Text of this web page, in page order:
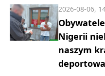
Nigerii
naszym
2026-08-06,